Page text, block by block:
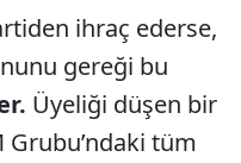
ihraç ederse,
gereği bu
Üyeliği düşen bir
tüm